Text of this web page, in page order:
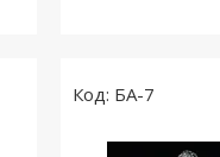
БА-7